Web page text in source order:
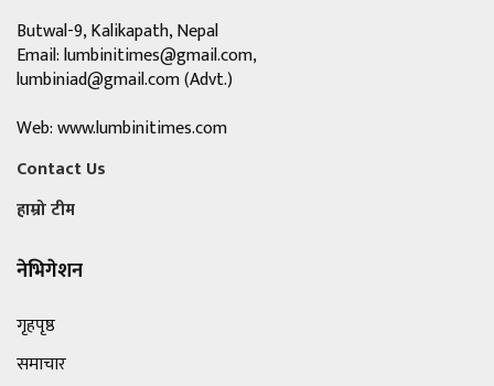
Butwal-9, Kalikapath, Nepal
Email:lumbinitimes@gmail.com,
lumbiniad@gmail.com(Advt.)
Web: www.lumbinitimes.com
Contact Us
हाम्रो टीम
नेभिगेशन
गृहपृष्ठ
समाचार